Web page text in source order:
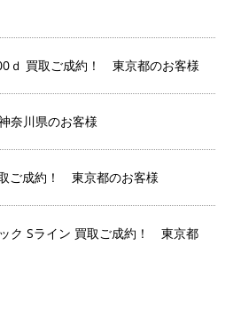
ｄ 買取ご成約！ 東京都のお客様
奈川県のお客様
ご成約！ 東京都のお客様
ク Sライン 買取ご成約！ 東京都